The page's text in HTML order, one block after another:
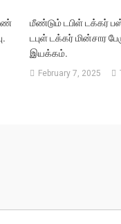
மீண்டும் டபிள் டக்கர்
டபுள் டக்கர் மின்சார
இயக்கம்.
February 7, 2025